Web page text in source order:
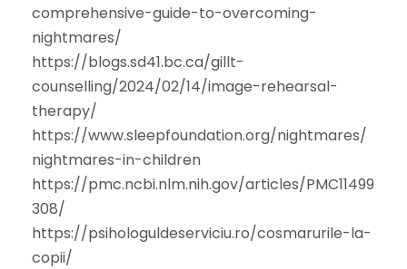
comprehensive-guide-to-overcoming-
nightmares/
https://blogs.sd41.bc.ca/gillt-
counselling/2024/02/14/image-rehearsal-
therapy/
https://www.sleepfoundation.org/nightmares/
nightmares-in-children
https://pmc.ncbi.nlm.nih.gov/articles/PMC11499
308/
https://psihologuldeserviciu.ro/cosmarurile-la-
copii/